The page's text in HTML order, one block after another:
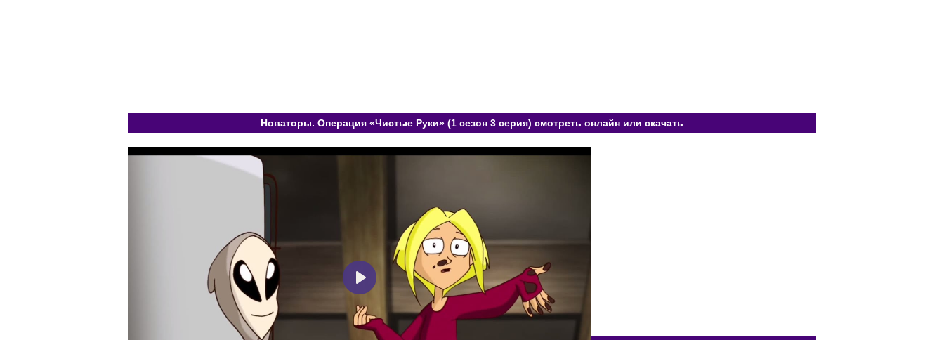
Новаторы. Операция «Чистые Руки» (1 сезон 3 серия) смотреть онлайн или скачать
Play